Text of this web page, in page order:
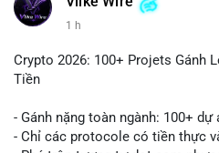
1 h
Crypto 2026: 100+ Projets Gánh
Tiền
- Gánh nặng toàn ngành: 100+
- Chỉ các protocole có tiền thực